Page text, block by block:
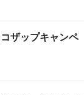
ザップキャンペ